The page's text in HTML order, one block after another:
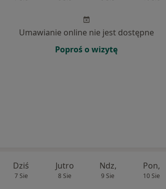
Umawianie online nie jest dostępne
Poproś o wizytę
Dziś
7 Sie
Jutro
8 Sie
Ndz,
9 Sie
Pon,
10 Sie